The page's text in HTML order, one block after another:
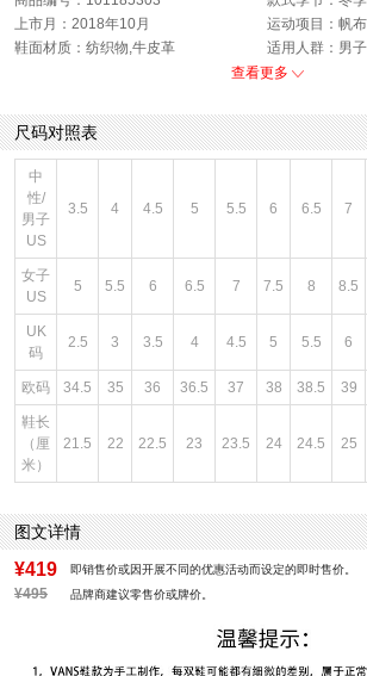
上市月：2018年10月
运动项目：帆
鞋面材质：纺织物,牛皮革
适用人群：男子
性别：男子
鞋帮：低帮
鞋底材质：橡
色系：黑色
风格：休闲
闭合方式：前系带
查看更多
尺码对照表
中
性/
男子
US
3.5 4 4.5 5 5.5 6 6.5 7
女子
US
5 5.5 6 6.5 7 7.5 8 8.5
UK
码
2.5 3 3.5 4 4.5 5 5.5 6
欧码 34.5 35 36 36.5 37 38 38.5 39
鞋长
（厘
米）
21.5 22 22.5 23 23.5 24 24.5 25
图文详情
¥419 即销售价或因开展不同的优惠活动而设定的即时售价。
¥495 品牌商建议零售价或牌价。